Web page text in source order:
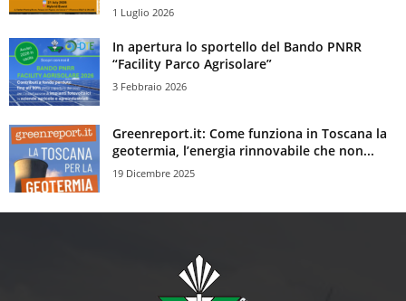
1 Luglio 2026
In apertura lo sportello del Bando PNRR
“Facility Parco Agrisolare”
3 Febbraio 2026
Greenreport.it: Come funziona in Toscana la
geotermia, l’energia rinnovabile che non...
19 Dicembre 2025